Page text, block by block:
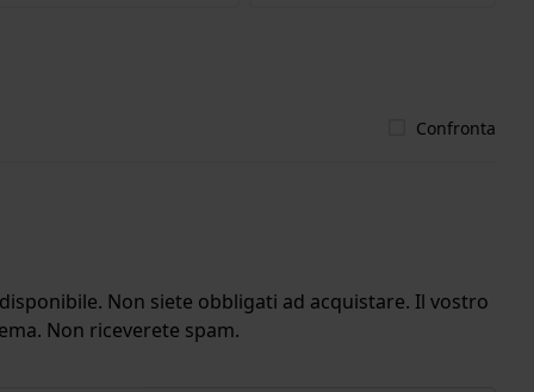
Confronta
Non siete obbligati ad acquistare. Il vostro
Non riceverete spam.